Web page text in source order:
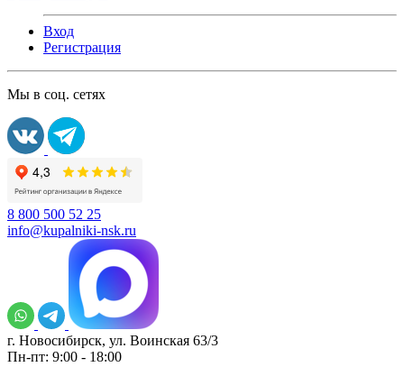
Вход
Регистрация
Мы в соц. сетях
8 800 500 52 25
info@kupalniki-nsk.ru
г. Новосибирск, ул. Воинская 63/3
Пн-пт: 9:00 - 18:00